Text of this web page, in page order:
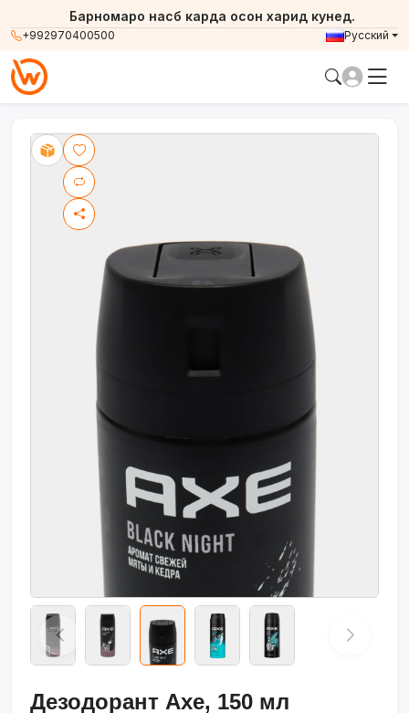
+992970400500
Барномаро насб карда осон харид кунед.
Русский
Дезодорант Axe, 150 мл